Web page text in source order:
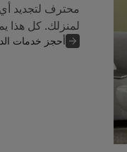
محترف لتجديد
لمنزلك. كل هذا
أحجز خدمات